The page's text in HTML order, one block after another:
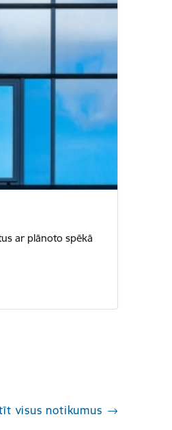
ar plānoto spēkā
visus notikumus